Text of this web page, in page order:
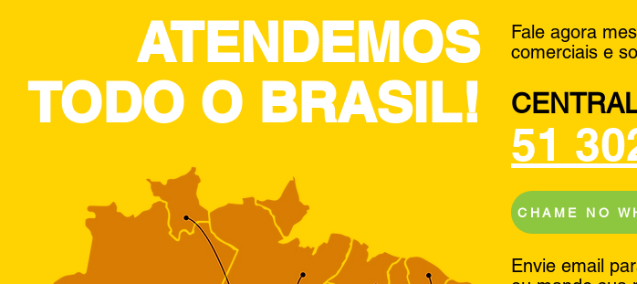
ATENDEMOS
TODO O BRASIL!
Fale agora
comerciais e
51
CHAME NO
Envie email